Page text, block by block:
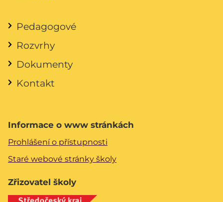
Pedagogové
Rozvrhy
Dokumenty
Kontakt
Informace o www stránkách
Prohlášení o přístupnosti
Staré webové stránky školy
Zřizovatel školy